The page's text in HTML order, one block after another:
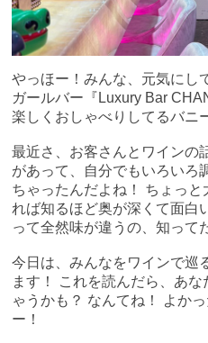
やっほー！みんな、元気にし
ガールバー『Luxury Bar
楽しくおしゃべりしてるバニ
最近さ、お客さんとワインの
があって、自分でもいろいろ
ちゃったんだよね！ ちょっ
れば知るほど奥が深くて面白
って全然味が違うの、知って
今日は、みんなをワインで巡
ます！ これを読んだら、あ
ゃうかも？ なんてね！ よか
ー！